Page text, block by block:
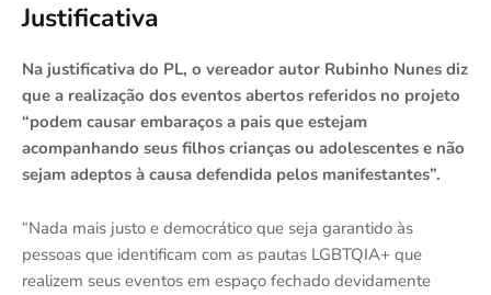
Justificativa
Na justificativa do PL, o vereador autor Rubinho Nunes diz
que a realização dos eventos abertos referidos no projeto
“podem causar embaraços a pais que estejam
acompanhando seus filhos crianças ou adolescentes e não
sejam adeptos à causa defendida pelos manifestantes”.
“Nada mais justo e democrático que seja garantido às
pessoas que identificam com as pautas LGBTQIA+ que
realizem seus eventos em espaço fechado devidamente